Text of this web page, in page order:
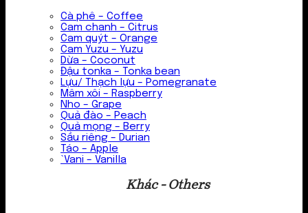
Cà phê – Coffee
Cam chanh – Citrus
Cam quýt – Orange
Cam Yuzu – Yuzu
Dừa – Coconut
Đậu tonka – Tonka bean
Lựu/ Thạch lựu – Pomegranate
Mâm xôi – Raspberry
Nho – Grape
Quả đào – Peach
Quả mọng – Berry
Sầu riêng – Durian
Táo – Apple
`Vani – Vanilla
Khác - Others